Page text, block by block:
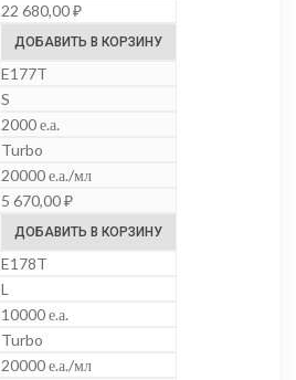
22 680,00₽
ДОБАВИТЬ В КОРЗИНУ
E177T
S
2000 е.а.
Turbo
20000 е.а./мл
5 670,00₽
ДОБАВИТЬ В КОРЗИНУ
E178T
L
10000 е.а.
Turbo
20000 е.а./мл